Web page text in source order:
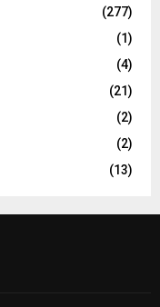
(277)
(1)
(4)
(21)
(2)
(2)
(13)